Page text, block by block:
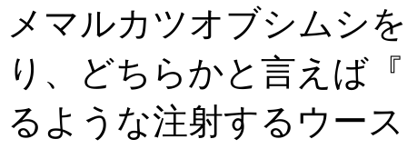
メマルカツオブシムシ
り、どちらかと言えば
るような注射するウー